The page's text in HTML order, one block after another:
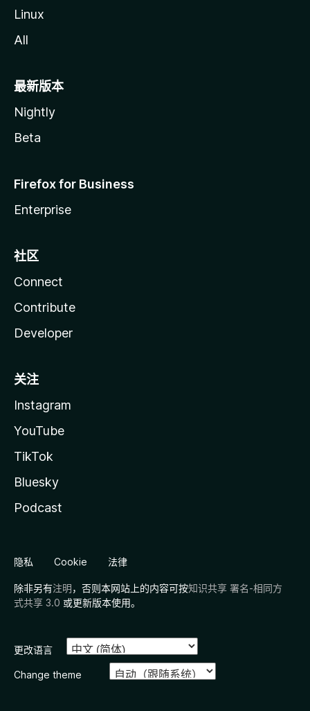
Linux
All
最新版本
Nightly
Beta
Firefox for Business
Enterprise
社区
Connect
Contribute
Developer
关注
Instagram
YouTube
TikTok
Bluesky
Podcast
隐私 Cookie 法律
除非另有注明，否则本网站上的内容可按知识共享 署名-相同方
式共享 3.0 或更新版本使用。
更改语言
Change theme